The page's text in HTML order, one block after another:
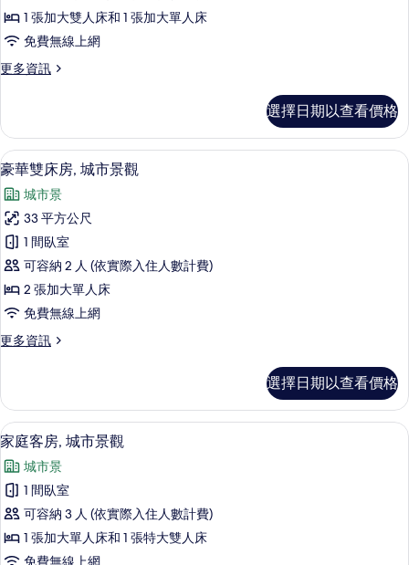
海
景
的
有
相
片
1 張加大雙人床和 1 張加大單人床
免費無線上網
更多資訊
更
客
房,
海
的
詳
情
選擇日期以查看價格
顯
示
豪
華
雙
床
房,
城
市
觀
的
所
有
相
片
迷你吧、客房內保險箱、書桌、筆電
1
豪華雙床房, 城市景觀
城市景
33 平方公尺
1 間臥室
可容納 2 人 (依實際入住人數計費)
2 張加大單人床
免費無線上網
更多資訊
更
雙
床
房,
城
市
景
的
詳
情
選擇日期以查看價格
顯
示
家
庭
客
房,
迷你吧、客房內保險箱、書桌、筆電
1
家庭客房, 城市景觀
城市景
1 間臥室
可容納 3 人 (依實際入住人數計費)
1 張加大單人床和 1 張特大雙人床
免費無線上網